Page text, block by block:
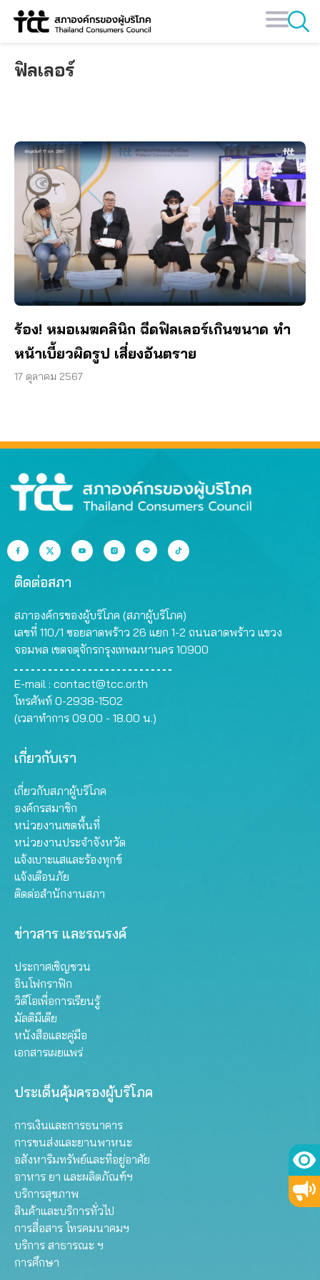
Skip
ฟิลเลอร์
ร้อง! หมอเมฆคลินิก ฉีดฟิลเลอร์เกินขนาด ทำ
หน้าเบี้ยวผิดรูป เสี่ยงอันตราย
17 ตุลาคม 2567
ติดต่อสภา
สภาองค์กรของผู้บริโภค (สภาผู้บริโภค)
เลขที่ 110/1 ซอยลาดพร้าว 26 แยก 1-2 ถนนลาดพร้าว แขวง
จอมพล เขตจตุจักรกรุงเทพมหานคร 10900
E-mail : contact@tcc.or.th
โทรศัพท์ 0-2938-1502
(เวลาทำการ 09.00 - 18.00 น.)
เกี่ยวกับเรา
เกี่ยวกับสภาผู้บริโภค
องค์กรสมาชิก
หน่วยงานเขตพื้นที่
หน่วยงานประจำจังหวัด
แจ้งเบาะแสและร้องทุกข์
แจ้งเตือนภัย
ติดต่อสำนักงานสภา
ข่าวสาร และรณรงค์
ประกาศเชิญชวน
อินโฟกราฟิก
วิดีโอเพื่อการเรียนรู้
มัลติมีเดีย
หนังสือและคู่มือ
เอกสารเผยแพร่
ประเด็นคุ้มครองผู้บริโภค
การเงินและการธนาคาร
การขนส่งและยานพาหนะ
อสังหาริมทรัพย์และที่อยู่อาศัย
อาหาร ยา และผลิตภัณฑ์ฯ
บริการสุขภาพ
สินค้าและบริการทั่วไป
การสื่อสาร โทรคมนาคมฯ
บริการ สาธารณะ ฯ
การศึกษา